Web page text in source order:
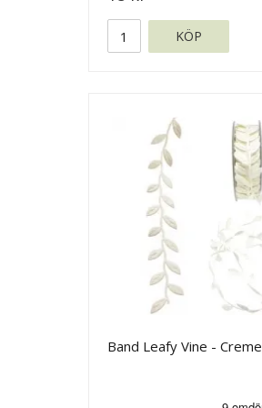
KÖP
Band Leafy Vine - Creme